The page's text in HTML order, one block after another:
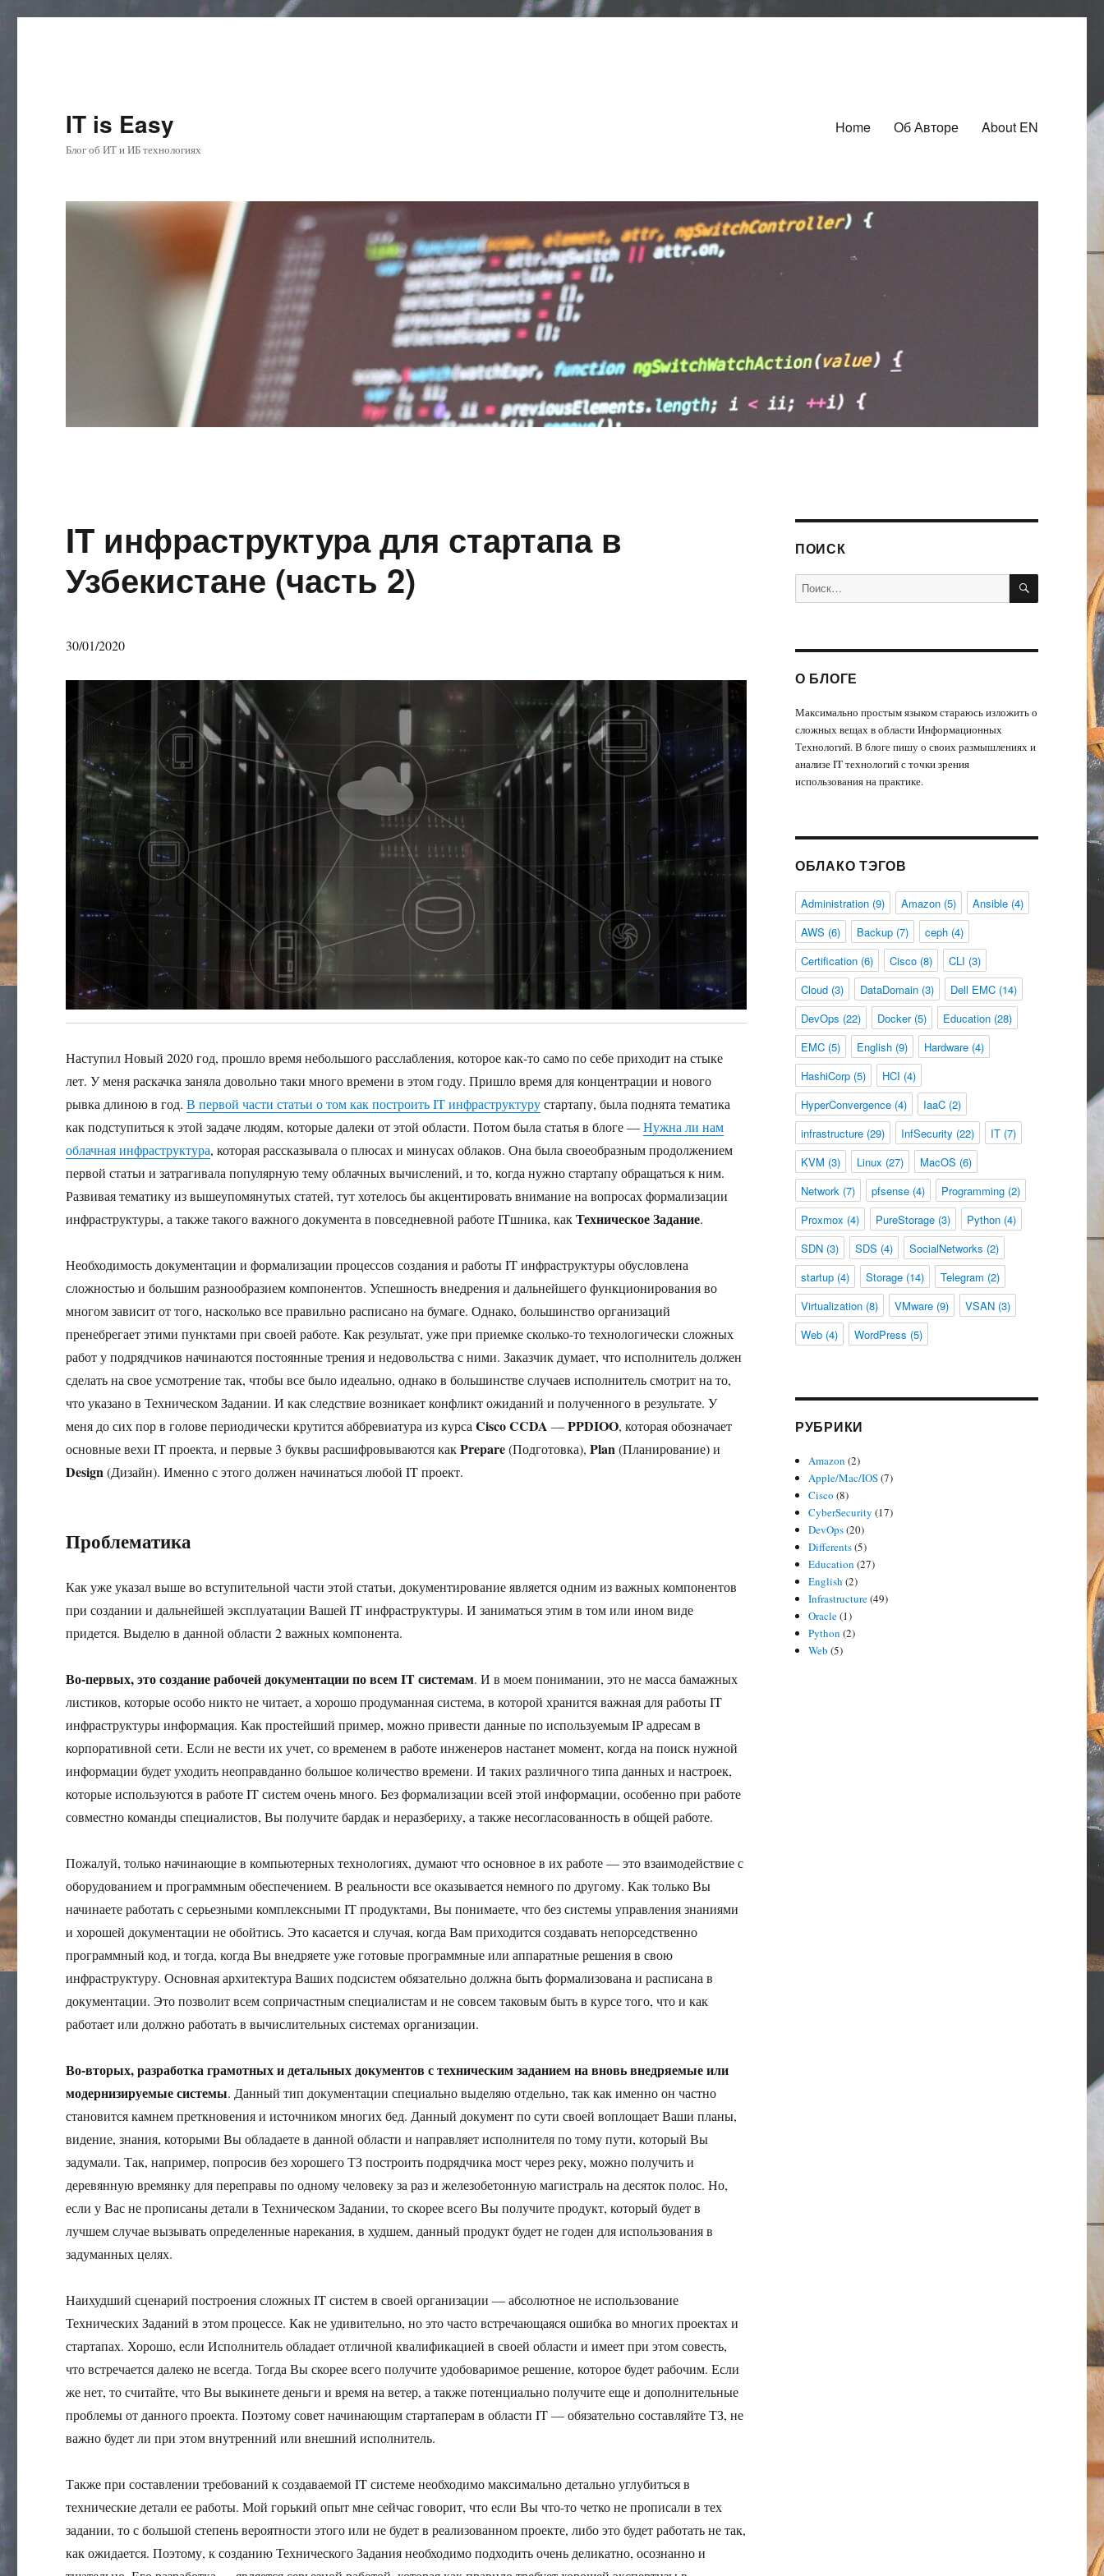
IT is Easy
Блог об ИТ и ИБ технологиях
Home Об Авторе About EN
IT инфраструктура для стартапа в
Узбекистане (часть 2)
30/01/2020
Наступил Новый 2020 год, прошло время небольшого расслабления, которое как-то само по себе приходит на стыке
лет. У меня раскачка заняла довольно таки много времени в этом году. Пришло время для концентрации и нового
рывка длиною в год.В первой части статьи о том как построить IT инфраструктурустартапу, была поднята тематика
как подступиться к этой задаче людям, которые далеки от этой области. Потом была статья в блоге —Нужна ли нам
облачная инфраструктура, которая рассказывала о плюсах и минусах облаков. Она была своеобразным продолжением
первой статьи и затрагивала популярную тему облачных вычислений, и то, когда нужно стартапу обращаться к ним.
Развивая тематику из вышеупомянутых статей, тут хотелось бы акцентировать внимание на вопросах формализации
инфраструктуры, а также такого важного документа в повседневной работе ITшника, какТехническое Задание.
Необходимость документации и формализации процессов создания и работы IT инфраструктуры обусловлена
сложностью и большим разнообразием компонентов. Успешность внедрения и дальнейшего функционирования во
многом зависит от того, насколько все правильно расписано на бумаге. Однако, большинство организаций
пренебрегает этими пунктами при своей работе. Как результат, уже при приемке сколько-то технологически сложных
работ у подрядчиков начинаются постоянные трения и недовольства с ними. Заказчик думает, что исполнитель должен
сделать на свое усмотрение так, чтобы все было идеально, однако в большинстве случаев исполнитель смотрит на то,
что указано в Техническом Задании. И как следствие возникает конфликт ожиданий и полученного в результате. У
меня до сих пор в голове периодически крутится аббревиатура из курсаCisco CCDA —PPDIOO, которая обозначает
основные вехи IT проекта, и первые 3 буквы расшифровываются какPrepare(Подготовка),Plan(Планирование) и
Design(Дизайн). Именно с этого должен начинаться любой IT проект.
Проблематика
Как уже указал выше во вступительной части этой статьи, документирование является одним из важных компонентов
при создании и дальнейшей эксплуатации Вашей IT инфраструктуры. И заниматься этим в том или ином виде
придется. Выделю в данной области 2 важных компонента.
Во-первых, это создание рабочей документации по всем IT системам. И в моем понимании, это не масса бамажных
листиков, которые особо никто не читает, а хорошо продуманная система, в которой хранится важная для работы IT
инфраструктуры информация. Как простейший пример, можно привести данные по используемым IP адресам в
корпоративной сети. Если не вести их учет, со временем в работе инженеров настанет момент, когда на поиск нужной
информации будет уходить неоправданно большое количество времени. И таких различного типа данных и настроек,
которые используются в работе IT систем очень много. Без формализации всей этой информации, особенно при работе
совместно команды специалистов, Вы получите бардак и неразбериху, а также несогласованность в общей работе.
Пожалуй, только начинающие в компьютерных технологиях, думают что основное в их работе — это взаимодействие с
оборудованием и программным обеспечением. В реальности все оказывается немного по другому. Как только Вы
начинаете работать с серьезными комплексными IT продуктами, Вы понимаете, что без системы управления знаниями
и хорошей документации не обойтись. Это касается и случая, когда Вам приходится создавать непорседственно
программный код, и тогда, когда Вы внедряете уже готовые программные или аппаратные решения в свою
инфраструктуру. Основная архитектура Ваших подсистем обязательно должна быть формализована и расписана в
документации. Это позволит всем сопричастным специалистам и не совсем таковым быть в курсе того, что и как
работает или должно работать в вычислительных системах организации.
Во-вторых, разработка грамотных и детальных документов с техническим заданием на вновь внедряемые или
модернизируемые системы. Данный тип документации специально выделяю отдельно, так как именно он частно
становится камнем преткновения и источником многих бед. Данный документ по сути своей воплощает Ваши планы,
видение, знания, которыми Вы обладаете в данной области и направляет исполнителя по тому пути, который Вы
задумали. Так, например, попросив без хорошего ТЗ построить подрядчика мост через реку, можно получить и
деревянную времянку для переправы по одному человеку за раз и железобетонную магистраль на десяток полос. Но,
если у Вас не прописаны детали в Техническом Задании, то скорее всего Вы получите продукт, который будет в
лучшем случае вызывать определенные нарекания, в худшем, данный продукт будет не годен для использования в
задуманных целях.
Наихудший сценарий построения сложных IT систем в своей организации — абсолютное не использование
Технических Заданий в этом процессе. Как не удивительно, но это часто встречающаяся ошибка во многих проектах и
стартапах. Хорошо, если Исполнитель обладает отличной квалификацией в своей области и имеет при этом совесть,
что встречается далеко не всегда. Тогда Вы скорее всего получите удобоваримое решение, которое будет рабочим. Если
же нет, то считайте, что Вы выкинете деньги и время на ветер, а также потенциально получите еще и дополнительные
проблемы от данного проекта. Поэтому совет начинающим стартаперам в области IT — обязательно составляйте ТЗ, не
важно будет ли при этом внутренний или внешний исполнитель.
Также при составлении требований к создаваемой IT системе необходимо максимально детально углубиться в
технические детали ее работы. Мой горький опыт мне сейчас говорит, что если Вы что-то четко не прописали в тех
задании, то с большой степень вероятности этого или не будет в реализованном проекте, либо это будет работать не так,
как ожидается. Поэтому, к созданию Технического Задания необходимо подходить очень деликатно, осознанно и
ПОИСК
Искать: ПОИСК
О БЛОГЕ
Максимально простым языком стараюсь изложить о
сложных вещах в области Информационных
Технологий. В блоге пишу о своих размышлениях и
анализе IT технологий с точки зрения
использования на практике.
ОБЛАКО ТЭГОВ
Administration(9) Amazon(5) Ansible(4)
AWS (6) Backup(7) ceph(4)
Certification(6) Cisco(8) CLI (3)
Cloud(3) DataDomain(3) Dell EMC(14)
DevOps (22) Docker(5) Education(28)
EMC(5) English(9) Hardware(4)
HashiCorp(5) HCI (4)
HyperConvergence(4) IaaC(2)
infrastructure(29) InfSecurity (22) IT(7)
KVM (3) Linux (27) MacOS (6)
Network(7) pfsense(4) Programming(2)
Proxmox (4) PureStorage(3) Python(4)
SDN(3) SDS (4) SocialNetworks (2)
startup(4) Storage(14) Telegram (2)
Virtualization(8) VMware(9) VSAN(3)
Web(4) WordPress (5)
РУБРИКИ
Amazon (2)
Apple/Mac/IOS(7)
Cisco (8)
CyberSecurity (17)
DevOps(20)
Differents(5)
Education (27)
English (2)
Infrastructure(49)
Oracle(1)
Python (2)
Web (5)